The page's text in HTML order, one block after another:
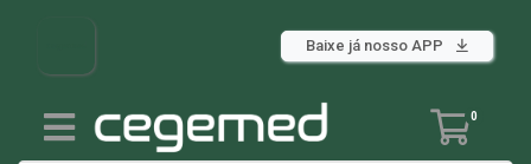
Baixe já nosso APP
0